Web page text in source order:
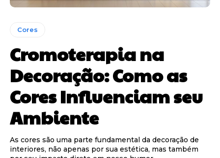
Cores
Cromoterapia na
Decoração: Como as
Cores Influenciam seu
Ambiente
As cores são uma parte fundamental da decoração de
interiores, não apenas por sua estética, mas também